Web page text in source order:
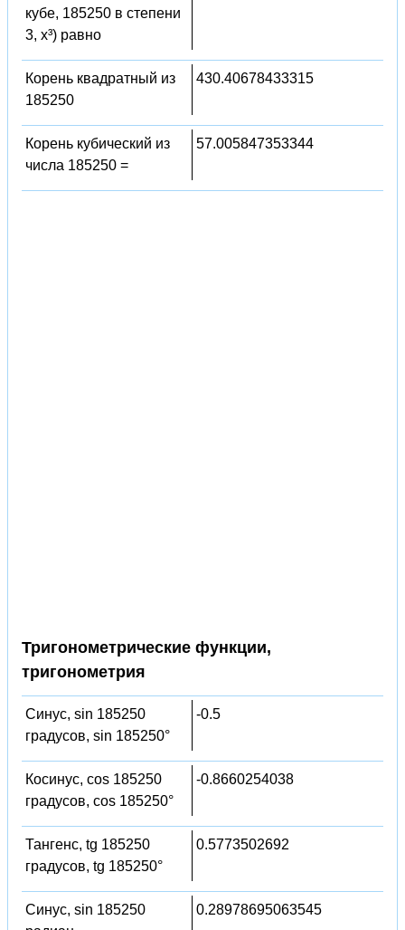
кубе, 185250 в степени
3, x³) равно
Корень квадратный из
185250
430.40678433315
Корень кубический из
числа 185250 =
57.005847353344
Тригонометрические функции,
тригонометрия
Синус, sin 185250
градусов, sin 185250°
-0.5
Косинус, cos 185250
градусов, cos 185250°
-0.8660254038
Тангенс, tg 185250
градусов, tg 185250°
0.5773502692
Синус, sin 185250
0.28978695063545